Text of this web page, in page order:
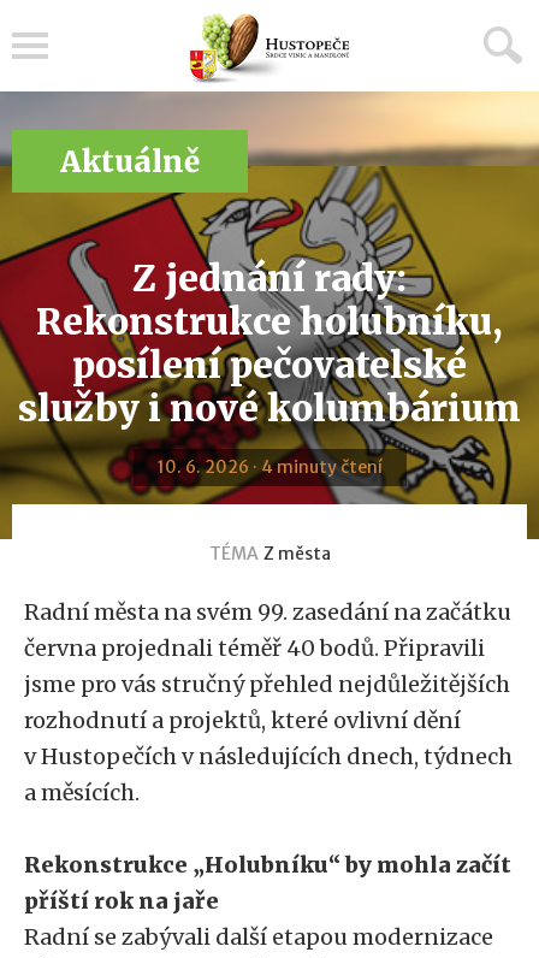
Aktuálně
Z jednání rady:
Rekonstrukce holubníku,
posílení pečovatelské
služby i nové kolumbárium
10. 6. 2026 · 4 minuty čtení
TÉMA Z města
Radní města na svém 99. zasedání na začátku
června projednali téměř 40 bodů. Připravili
jsme pro vás stručný přehled nejdůležitějších
rozhodnutí a projektů, které ovlivní dění
v Hustopečích v následujících dnech, týdnech
a měsících.
Rekonstrukce „Holubníku“ by mohla začít
příští rok na jaře
Radní se zabývali další etapou modernizace